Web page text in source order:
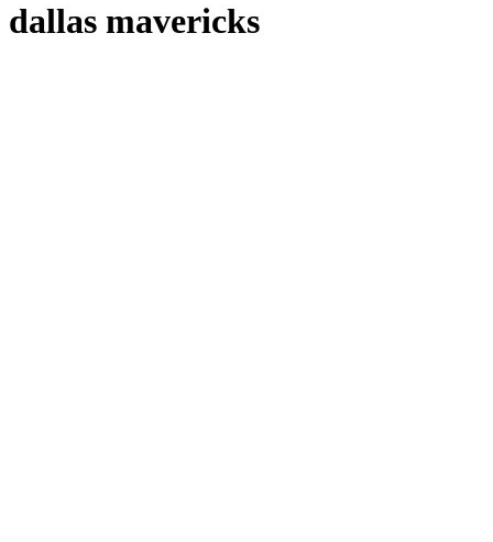
dallas mavericks